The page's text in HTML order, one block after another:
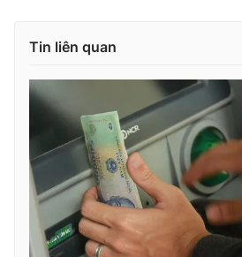
THỜI BÁO VTV
Theo dõi báo trên
Cơ quan chủ quản: Đài Truyền hình
Cơ quan báo chí:Thời báo VTV
Tin liên quan